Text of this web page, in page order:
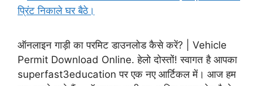
ऑनलाइन गाड़ी का परमिट डाउनलोड कैसे करें? | Vehicle
Permit Download Online. हेलो दोस्तों! स्वागत है आपका
superfast3education पर एक नए आर्टिकल में। आज हम